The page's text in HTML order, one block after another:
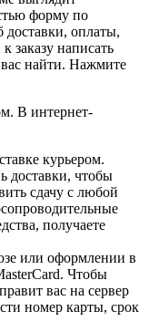
форму по
доставки, оплаты,
заказу написать
найти. Нажмите
В интернет-
курьером.
доставки, чтобы
сдачу с любой
получаете
или оформлении в
Чтобы
вас на сервер
номер карты, срок